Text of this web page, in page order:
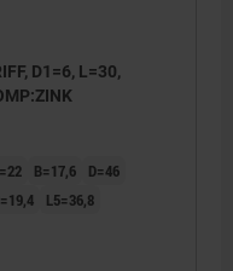
D1=6, L=30,
B=17,6
D=46
L5=36,8